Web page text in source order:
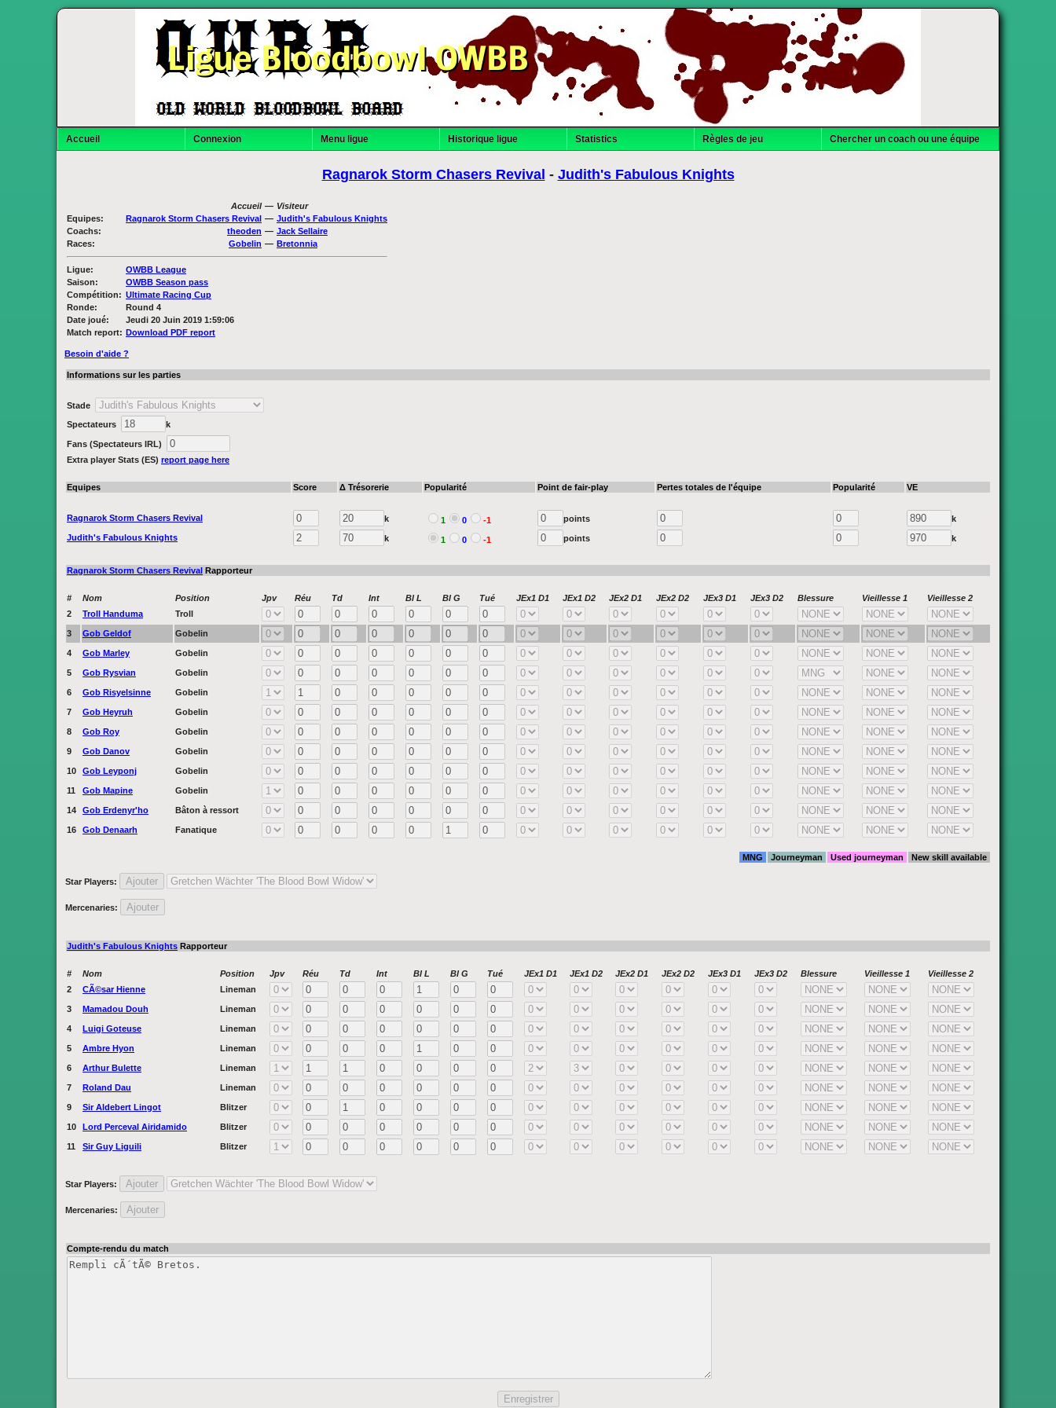
Ligue Bloodbowl OWBB
Accueil Connexion Menu ligue Historique ligue Statistics Règles de jeu Chercher un coach ou une équipe
Ragnarok Storm Chasers Revival - Judith's Fabulous Knights
Accueil — Visiteur
Equipes: Ragnarok Storm Chasers Revival — Judith's Fabulous Knights
Coachs: theoden — Jack Sellaire
Races: Gobelin — Bretonnia
Ligue:
OWBB League
Saison:
OWBB Season pass
Compétition: Ultimate Racing Cup
Ronde:
Round 4
Date joué:
Jeudi 20 Juin 2019 1:59:06
Match report: Download PDF report
Besoin d'aide ?
Informations sur les parties
Stade
Spectateurs
k
Fans (Spectateurs IRL)
Extra player Stats (ES) report page here
Equipes Score Δ Trésorerie Popularité Point de fair-play Pertes totales de l'équipe Popularité VE
Ragnarok Storm Chasers Revival k 1 0 -1 points
k
Judith's Fabulous Knights
k 1 0 -1 points k
Ragnarok Storm Chasers Revival Rapporteur
# Nom Position Jpv Réu Td Int Bl L Bl G Tué JEx1 D1 JEx1 D2 JEx2 D1 JEx2 D2 JEx3 D1 JEx3 D2 Blessure Vieillesse 1
Vieillesse 2
2
Troll Handuma Troll
3 Gob Geldof Gobelin
4 Gob Marley Gobelin
5 Gob Rysvian Gobelin
6 Gob Risyelsinne Gobelin
7 Gob Heyruh Gobelin
8 Gob Roy Gobelin
9 Gob Danov Gobelin
10 Gob Leyponj Gobelin
11 Gob Mapine Gobelin
14 Gob Erdenyr'ho Bâton à ressort
16 Gob Denaarh Fanatique
MNG Journeyman Used journeyman New skill available
Star Players:
Mercenaries:
Judith's Fabulous Knights Rapporteur
# Nom Position Jpv Réu Td Int Bl L Bl G Tué JEx1 D1 JEx1 D2 JEx2 D1 JEx2 D2 JEx3 D1 JEx3 D2 Blessure Vieillesse 1
Vieillesse 2
2
CÃ©sar Hienne Lineman
3 Mamadou Douh Lineman
4 Luigi Goteuse Lineman
5 Ambre Hyon Lineman
6 Arthur Bulette Lineman
7 Roland Dau Lineman
9 Sir Aldebert Lingot Blitzer
10 Lord Perceval Airidamido Blitzer
11 Sir Guy Liguili Blitzer
Star Players:
Mercenaries:
Compte-rendu du match